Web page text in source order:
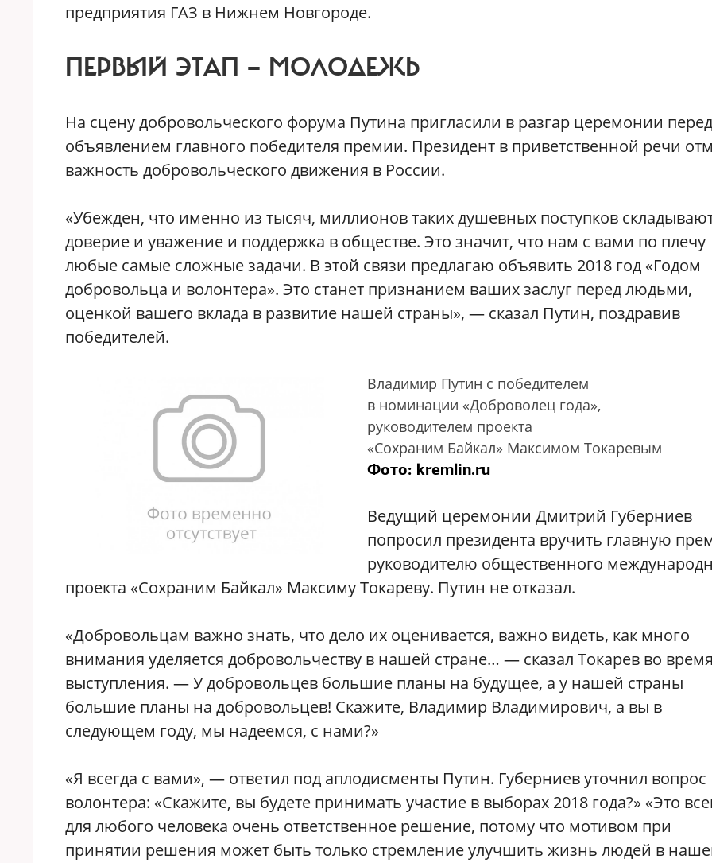
предприятия ГАЗ в Нижнем Новгороде.
ПЕРВЫЙ ЭТАП — МОЛОДЕЖЬ
На сцену добровольческого форума Путина пригласили в разгар церемонии перед
объявлением главного победителя премии. Президент в приветственной речи
важность добровольческого движения в России.
«Убежден, что именно из тысяч, миллионов таких душевных поступков
доверие и уважение и поддержка в обществе. Это значит, что нам с вами по плечу
любые самые сложные задачи. В этой связи предлагаю объявить 2018 год «Годом
добровольца и волонтера». Это станет признанием ваших заслуг перед людьми,
оценкой вашего вклада в развитие нашей страны», — сказал Путин, поздравив
победителей.
Владимир Путин с победителем
в номинации «Доброволец года»,
руководителем проекта
«Сохраним Байкал» Максимом Токаревым
Фото: kremlin.ru
Ведущий церемонии Дмитрий Губерниев
попросил президента вручить главную
руководителю общественного
проекта «Сохраним Байкал» Максиму Токареву. Путин не отказал.
«Добровольцам важно знать, что дело их оценивается, важно видеть, как много
внимания уделяется добровольчеству в нашей стране… — сказал Токарев во время
выступления. — У добровольцев большие планы на будущее, а у нашей страны
большие планы на добровольцев! Скажите, Владимир Владимирович, а вы в
следующем году, мы надеемся, с нами?»
«Я всегда с вами», — ответил под аплодисменты Путин. Губерниев уточнил вопрос
волонтера: «Скажите, вы будете принимать участие в выборах 2018 года?» «Это
для любого человека очень ответственное решение, потому что мотивом при
принятии решения может быть только стремление улучшить жизнь людей в